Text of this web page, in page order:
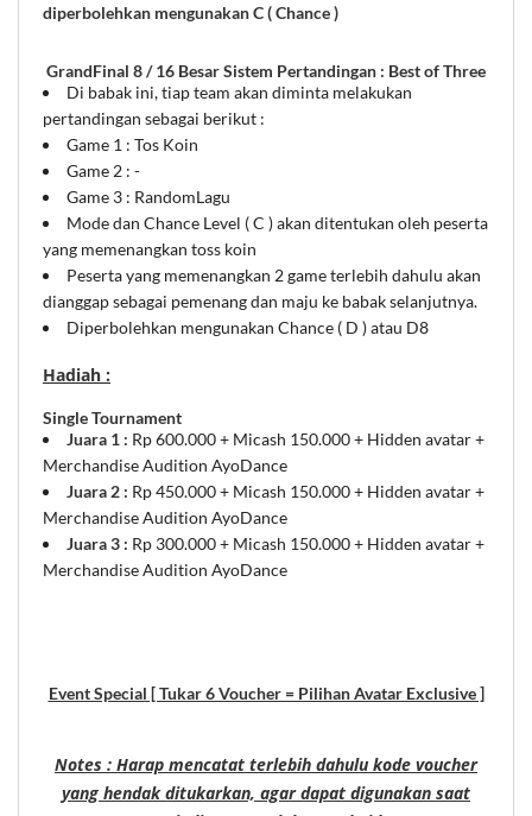
diperbolehkan mengunakan C ( Chance )
GrandFinal 8 / 16 Besar Sistem Pertandingan : Best of Three
Di babak ini, tiap team akan diminta melakukan
pertandingan sebagai berikut :
Game 1 : Tos Koin
Game 2 : -
Game 3 : RandomLagu
Mode dan Chance Level ( C ) akan ditentukan oleh peserta
yang memenangkan toss koin
Peserta yang memenangkan 2 game terlebih dahulu akan
dianggap sebagai pemenang dan maju ke babak selanjutnya.
Diperbolehkan mengunakan Chance ( D ) atau D8
Hadiah :
Single Tournament
Juara 1 : Rp 600.000 + Micash 150.000 + Hidden avatar +
Merchandise Audition AyoDance
Juara 2 : Rp 450.000 + Micash 150.000 + Hidden avatar +
Merchandise Audition AyoDance
Juara 3 : Rp 300.000 + Micash 150.000 + Hidden avatar +
Merchandise Audition AyoDance
Event Special [ Tukar 6 Voucher = Pilihan Avatar Exclusive ]
Notes : Harap mencatat terlebih dahulu kode voucher
yang hendak ditukarkan, agar dapat digunakan saat